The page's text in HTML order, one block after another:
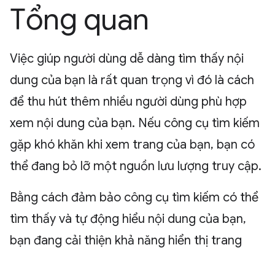
Tổng quan
Việc giúp người dùng dễ dàng tìm thấy nội
dung của bạn là rất quan trọng vì đó là cách
để thu hút thêm nhiều người dùng phù hợp
xem nội dung của bạn. Nếu công cụ tìm kiếm
gặp khó khăn khi xem trang của bạn, bạn có
thể đang bỏ lỡ một nguồn lưu lượng truy cập.
Bằng cách đảm bảo công cụ tìm kiếm có thể
tìm thấy và tự động hiểu nội dung của bạn,
bạn đang cải thiện khả năng hiển thị trang